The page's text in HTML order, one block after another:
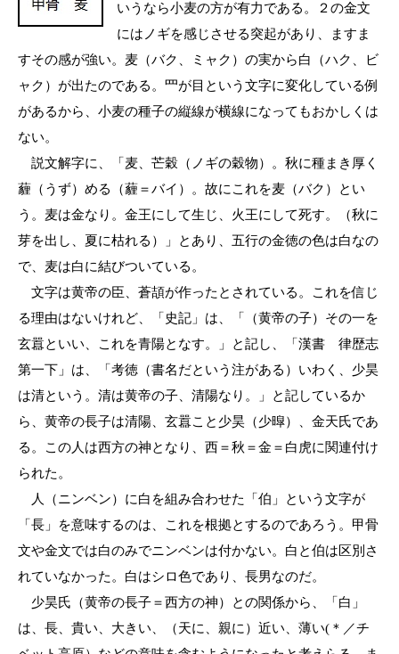
いうなら小麦の方が有力である。２の金文
にはノギを感じさせる突起があり、ますま
すその感が強い。麦（バク、ミャク）の実から白（ハク、ビ
ャク）が出たのである。罒が目という文字に変化している例
があるから、小麦の種子の縦線が横線になってもおかしくは
ない。
説文解字に、「麦、芒穀（ノギの穀物）。秋に種まき厚く
薶（うず）める（薶＝バイ）。故にこれを麦（バク）とい
う。麦は金なり。金王にして生じ、火王にして死す。（秋に
芽を出し、夏に枯れる）」とあり、五行の金徳の色は白なの
で、麦は白に結びついている。
文字は黄帝の臣、蒼頡が作ったとされている。これを信じ
る理由はないけれど、「史記」は、「（黄帝の子）その一を
玄囂といい、これを青陽となす。」と記し、「漢書 律歴志
第一下」は、「考徳（書名だという注がある）いわく、少昊
は清という。清は黄帝の子、清陽なり。」と記しているか
ら、黄帝の長子は清陽、玄囂こと少昊（少暭）、金天氏であ
る。この人は西方の神となり、西＝秋＝金＝白虎に関連付け
られた。
人（ニンベン）に白を組み合わせた「伯」という文字が
「長」を意味するのは、これを根拠とするのであろう。甲骨
文や金文では白のみでニンベンは付かない。白と伯は区別さ
れていなかった。白はシロ色であり、長男なのだ。
少昊氏（黄帝の長子＝西方の神）との関係から、「白」
は、長、貴い、大きい、（天に、親に）近い、薄い(＊／チ